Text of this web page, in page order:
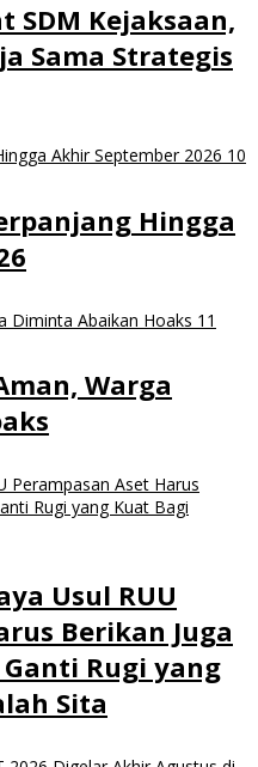
SDM Kejaksaan,
Sama Strategis
Hingga
Warga
Usul RUU
Berikan Juga
Rugi yang
Sita